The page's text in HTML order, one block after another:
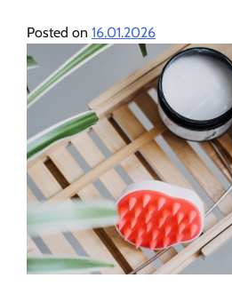
Posted on 16.01.2026